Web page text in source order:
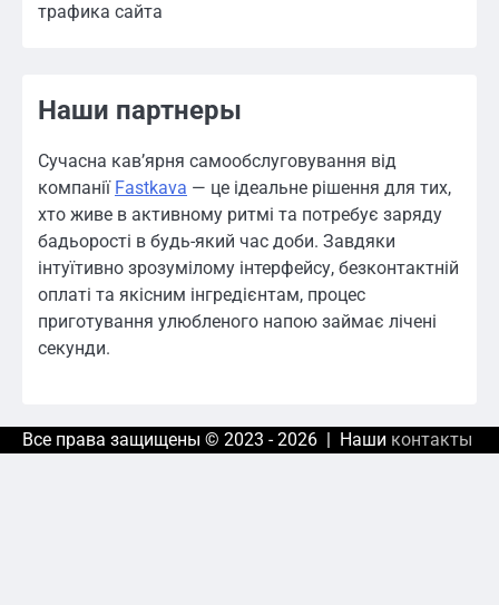
трафика сайта
Наши партнеры
Сучасна кав’ярня самообслуговування від
компанії Fastkava — це ідеальне рішення для тих,
хто живе в активному ритмі та потребує заряду
бадьорості в будь-який час доби. Завдяки
інтуїтивно зрозумілому інтерфейсу, безконтактній
оплаті та якісним інгредієнтам, процес
приготування улюбленого напою займає лічені
секунди.
Все права защищены © 2023 - 2026 | Наши контакты